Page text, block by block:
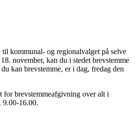
kommunal- og regionalvalget på selve
november, kan du i stedet brevstemme
kan brevstemme, er i dag, fredag den
for brevstemmeafgivning over alt i
9.00-16.00.